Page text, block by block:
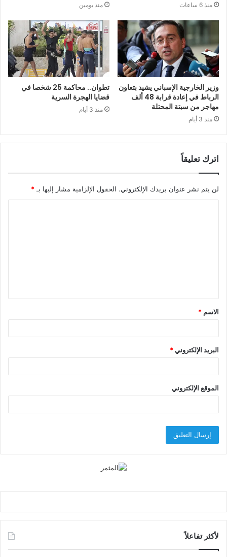
منذ 6 ساعات منذ يومين
وزير الخارجية الإسباني يشيد بتعاون
الرباط في إعادة قرابة 48 ألف
مهاجر من سبتة المحتلة
منذ 3 أيام
تطوان.. محاكمة 25 شخصا في
قضايا الهجرة السرية
منذ 3 أيام
اترك تعليقاً
لن يتم نشر عنوان بريدك الإلكتروني. الحقول الإلزامية مشار إليها بـ *
ق
*
الاسم *
البريد الإلكتروني*
الموقع الإلكتروني
لأكثر تفاعلاً